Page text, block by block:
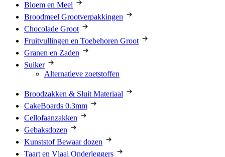
Bloem en Meel
Broodmeel Grootverpakkingen
Chocolade Groot
Fruitvullingen en Toebehoren Groot
Granen en Zaden
Suiker
Alternatieve zoetstoffen
Broodzakken & Sluit Materiaal
CakeBoards 0.3mm
Cellofaanzakken
Gebaksdozen
Kunststof Bewaar dozen
Taart en Vlaai Onderleggers